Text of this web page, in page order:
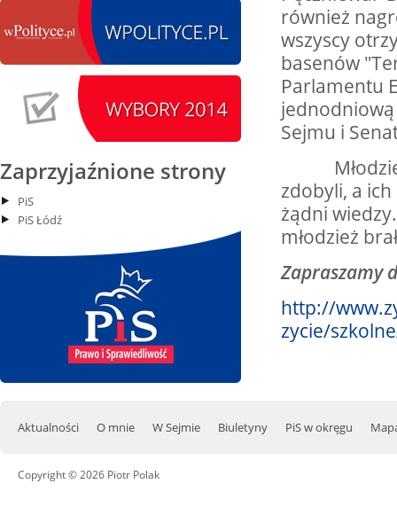
15
15.08.2026 r. -
Małyń
SIERPIEŃ
15
Obchody Rocznicy
Bitwy Warszawskiej.
Plecka Dąbrowa
czytaj więcej
16
Jubileusz OSP. Stok
czytaj więcej
Zaprzyjaźnione strony
PiS
PiS Łódź
również
wszyscy
basenów
Parlamentu
jednodniową
Sejmu i
zdobyli, a
żądni
młodzież
Zapraszamy
http://
zycie/
Aktualności O mnie W Sejmie Biuletyny PiS w okręgu
Copyright © 2026 Piotr Polak